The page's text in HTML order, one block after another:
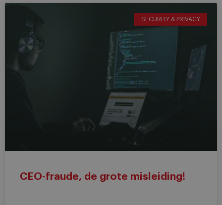
SECURITY & PRIVACY
CEO-fraude, de grote misleiding!